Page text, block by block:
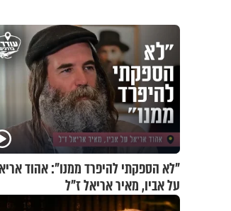
"לא הספקתי להיפרד ממנו": אהוד
על אביו, מאיר אריאל ז"ל